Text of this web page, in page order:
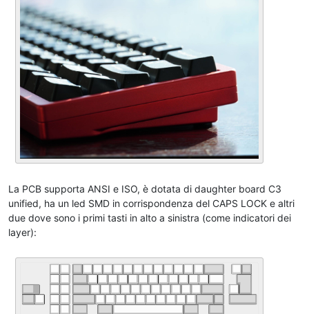
La PCB supporta ANSI e ISO, è dotata di daughter board C3
unified, ha un led SMD in corrispondenza del CAPS LOCK e altri
due dove sono i primi tasti in alto a sinistra (come indicatori dei
layer):